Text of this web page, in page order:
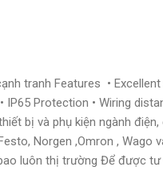
tranh Features •
Protection • Wiring
bị và phụ kiện ngành
Norgen ,Omron , Wago
luôn thị trường Để được tư